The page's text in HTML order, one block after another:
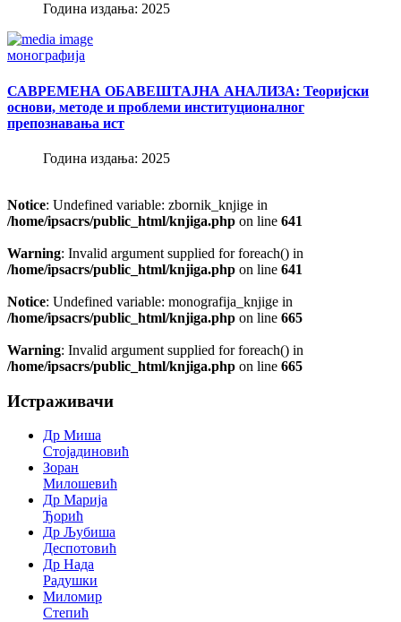
Година издања: 2025
монографија
САВРЕМЕНА ОБАВЕШТАЈНА АНАЛИЗА: Теоријски
основи, методе и проблеми институционалног
препознавања ист
Година издања: 2025
Notice: Undefined variable: zbornik_knjige in
/home/ipsacrs/public_html/knjiga.php on line 641
Warning: Invalid argument supplied for foreach() in
/home/ipsacrs/public_html/knjiga.php on line 641
Notice: Undefined variable: monografija_knjige in
/home/ipsacrs/public_html/knjiga.php on line 665
Warning: Invalid argument supplied for foreach() in
/home/ipsacrs/public_html/knjiga.php on line 665
Истраживачи
Др Миша
Стојадиновић
Зоран
Милошевић
Др Марија
Ђорић
Др Љубиша
Деспотовић
Др Нада
Радушки
Миломир
Степић